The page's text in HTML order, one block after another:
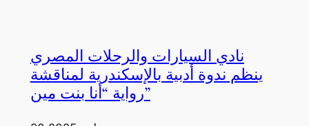
نادي السيارات والرحلات المصري
ينظم ندوة أدبية بالإسكندرية لمناقشة
رواية “أنا بنت مين”